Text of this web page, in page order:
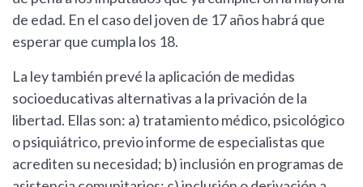
de edad. En el caso del joven de 17 años habrá que
esperar que cumpla los 18.
La ley también prevé la aplicación de medidas
socioeducativas alternativas a la privación de la
libertad. Ellas son: a) tratamiento médico, psicológico
o psiquiátrico, previo informe de especialistas que
acrediten su necesidad; b) inclusión en programas de